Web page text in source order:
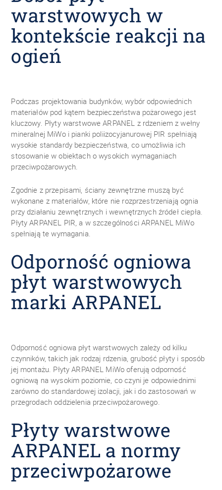
warstwowych w
kontekście reakcji na
ogień
Podczas projektowania budynków, wybór odpowiednich
materiałów pod kątem bezpieczeństwa pożarowego jest
kluczowy. Płyty warstwowe ARPANEL z rdzeniem z wełny
mineralnej MiWo i pianki poliizocyjanurowej PIR spełniają
wysokie standardy bezpieczeństwa, co umożliwia ich
stosowanie w obiektach o wysokich wymaganiach
przeciwpożarowych.
Zgodnie z przepisami, ściany zewnętrzne muszą być
wykonane z materiałów, które nie rozprzestrzeniają ognia
przy działaniu zewnętrznych i wewnętrznych źródeł ciepła.
Płyty ARPANEL PIR, a w szczególności ARPANEL MiWo
spełniają te wymagania.
Odporność ogniowa
płyt warstwowych
marki ARPANEL
Odporność ogniowa płyt warstwowych zależy od kilku
czynników, takich jak rodzaj rdzenia, grubość płyty i sposób
jej montażu. Płyty ARPANEL MiWo oferują odporność
ogniową na wysokim poziomie, co czyni je odpowiednimi
zarówno do standardowej izolacji, jak i do zastosowań w
przegrodach oddzielenia przeciwpożarowego.
Płyty warstwowe
ARPANEL a normy
przeciwpożarowe